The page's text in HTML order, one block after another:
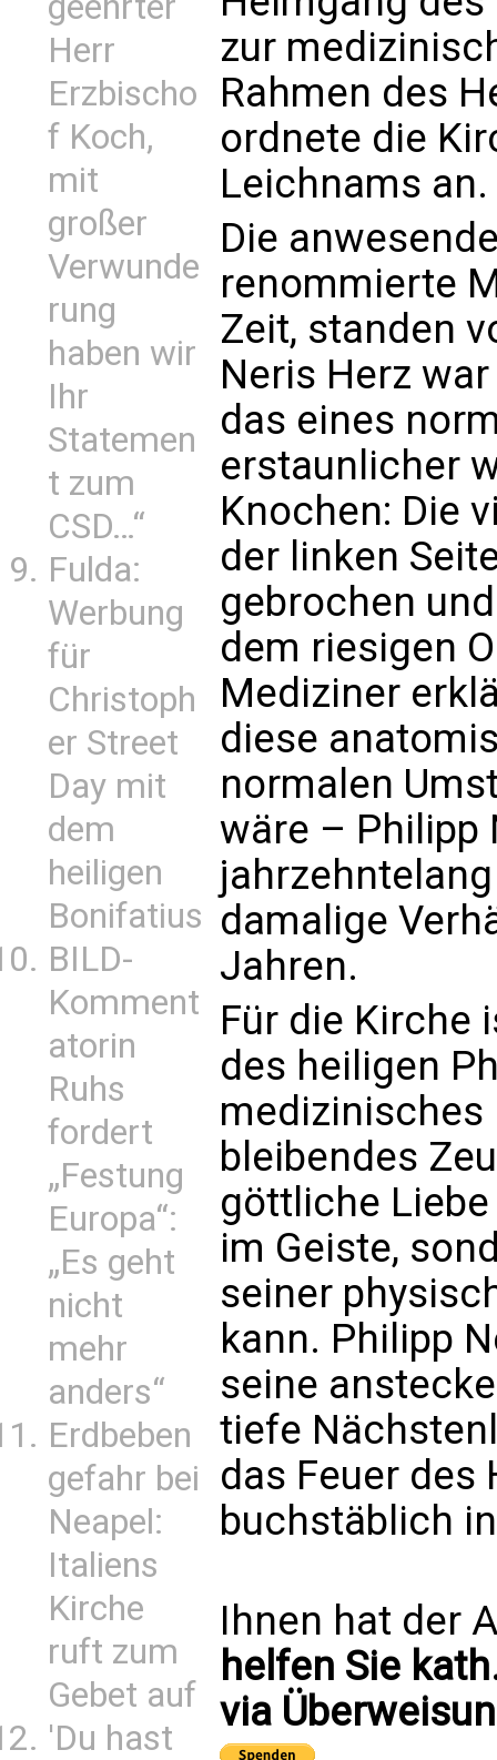
Herr
Erzbischo
f Koch,
mit
großer
Verwunde
rung
haben wir
Ihr
Statemen
t zum
CSD…“
Fulda:
Werbung
für
Christoph
er Street
Day mit
dem
heiligen
Bonifatius
BILD-
Komment
atorin
Ruhs
fordert
„Festung
Europa“:
„Es geht
nicht
mehr
anders“
Erdbeben
gefahr bei
Neapel:
Italiens
Kirche
ruft zum
Gebet auf
'Du hast
zur
Rahmen des
ordnete die
Leichnams an.
Die
renommierte
Zeit, standen
Neris Herz
das eines
erstaunlicher
Knochen: Die
der linken
gebrochen
dem riesigen
Mediziner
diese
normalen
wäre – Philipp
damalige
Jahren.
Für die Kirche
des heiligen
medizinisches
bleibendes
göttliche
im Geiste,
seiner
kann. Philipp
seine
tiefe
das Feuer des
buchstäblich
Ihnen hat der
helfen Sie
via